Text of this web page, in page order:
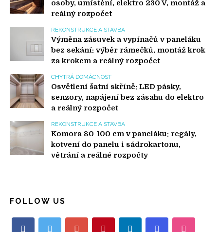
osoby, umístění, elektro 230 V, montáž a
reálný rozpočet
REKONSTRUKCE A STAVBA
Výměna zásuvek a vypínačů v paneláku
bez sekání: výběr rámečků, montáž krok
za krokem a reálný rozpočet
CHYTRÁ DOMÁCNOST
Osvětlení šatní skříně: LED pásky,
senzory, napájení bez zásahu do elektro
a reálný rozpočet
REKONSTRUKCE A STAVBA
Komora 80-100 cm v paneláku: regály,
kotvení do panelu i sádrokartonu,
větrání a reálné rozpočty
FOLLOW US